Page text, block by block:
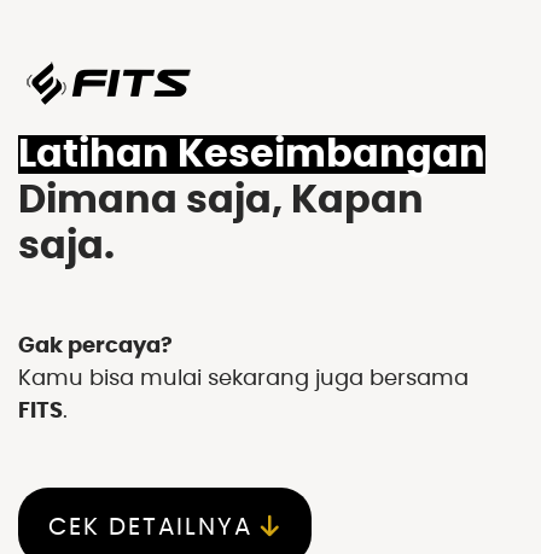
Latihan Keseimbangan
Dimana saja, Kapan
saja.
Gak percaya?
Kamu bisa mulai sekarang juga bersama
FITS.
CEK DETAILNYA